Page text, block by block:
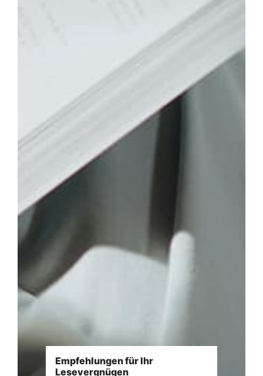
Empfehlungen für Ihr
Lesevergnügen